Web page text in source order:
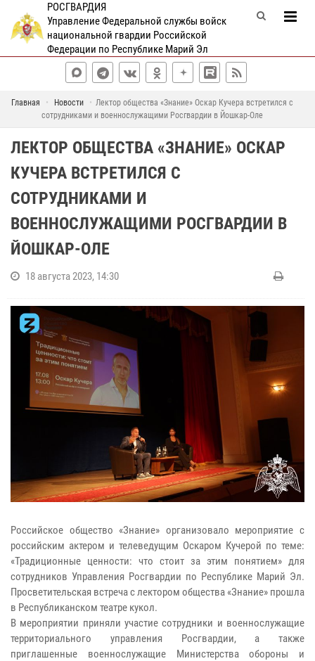
РОСГВАРДИЯ
Управление Федеральной службы войск
национальной гвардии Российской
Федерации по Республике Марий Эл
Главная Новости
Лектор общества «Знание» Оскар Кучера встретился с
сотрудниками и военнослужащими Росгвардии в Йошкар-Оле
ЛЕКТОР ОБЩЕСТВА «ЗНАНИЕ» ОСКАР
КУЧЕРА ВСТРЕТИЛСЯ С
СОТРУДНИКАМИ И
ВОЕННОСЛУЖАЩИМИ РОСГВАРДИИ В
ЙОШКАР-ОЛЕ
18 августа 2023, 14:30
Российское общество «Знание» организовало мероприятие с
российским актером и телеведущим Оскаром Кучерой по теме:
«Традиционные ценности: что стоит за этим понятием» для
сотрудников Управления Росгвардии по Республике Марий Эл.
Просветительская встреча с лектором общества «Знание» прошла
в Республиканском театре кукол.
В мероприятии приняли участие сотрудники и военнослужащие
территориального управления Росгвардии, а также
приглашенные военнослужащие Министерства обороны и